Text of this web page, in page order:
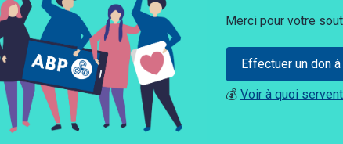
Merci pour votre
Effectuer un don à
💰 Voir à quoi